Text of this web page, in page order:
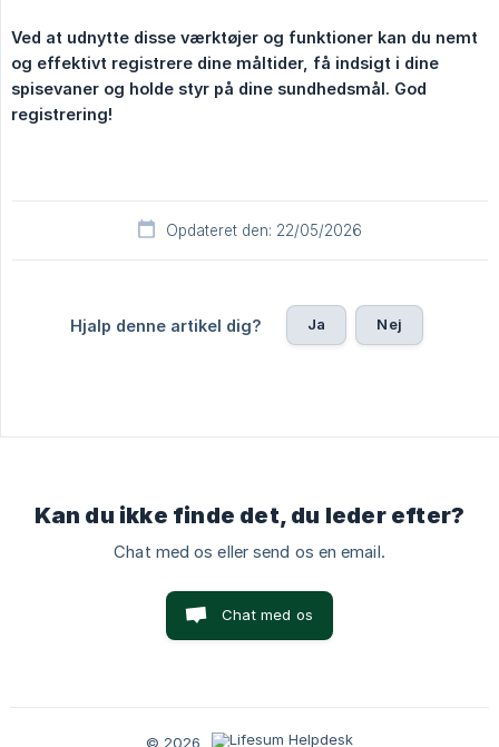
Ved at udnytte disse værktøjer og funktioner kan du nemt
og effektivt registrere dine måltider, få indsigt i dine
spisevaner og holde styr på dine sundhedsmål. God
registrering!
Opdateret den: 22/05/2026
Hjalp denne artikel dig? Ja Nej
Kan du ikke finde det, du leder efter?
Chat med os eller send os en email.
Chat med os
© 2026